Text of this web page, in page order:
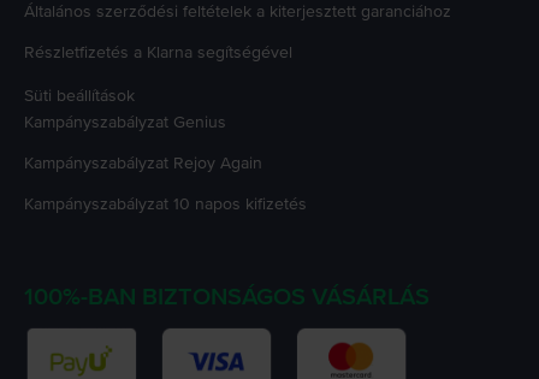
Általános szerződési feltételek a kiterjesztett garanciához
Részletfizetés a Klarna segítségével
Süti beállítások
Kampányszabályzat Genius
Kampányszabályzat Rejoy Again
Kampányszabályzat 10 napos kifizetés
100%-BAN BIZTONSÁGOS VÁSÁRLÁS